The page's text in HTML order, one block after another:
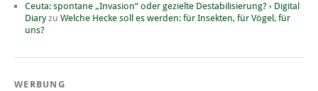
Ceuta: spontane „Invasion“ oder gezielte Destabilisierung? › Digital
Diaryzu Welche Hecke soll es werden: für Insekten, für Vögel, für
uns?
WERBUNG